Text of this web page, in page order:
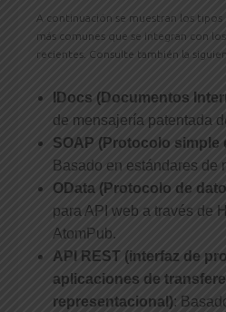
A continuación se muestran los
más comunes que se integran con los
recientes. Consulte también la
IDocs (Documentos
de mensajería patentada
SOAP (Protocolo simple
Basado en estándares de
OData (Protocolo de
para API web a través de
AtomPub.
API REST (interfaz de
aplicaciones de
representacional):